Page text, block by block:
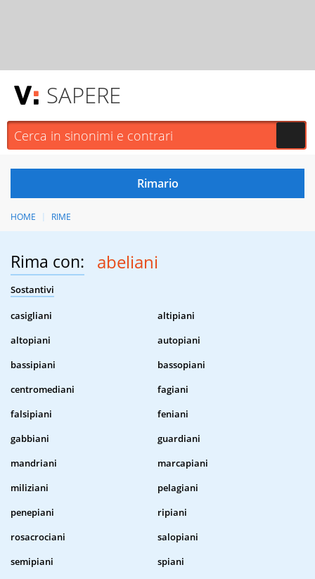
SAPERE
HOME RIME
Rima con: abeliani
Sostantivi
casigliani
altipiani
altopiani
autopiani
bassipiani
bassopiani
centromediani
fagiani
falsipiani
feniani
gabbiani
guardiani
mandriani
marcapiani
miliziani
pelagiani
penepiani
ripiani
rosacrociani
salopiani
semipiani
spiani